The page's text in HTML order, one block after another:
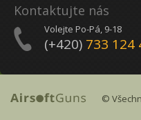
Kontaktujte nás
Volejte Po-Pá, 9-18
(+420) 733 124
©